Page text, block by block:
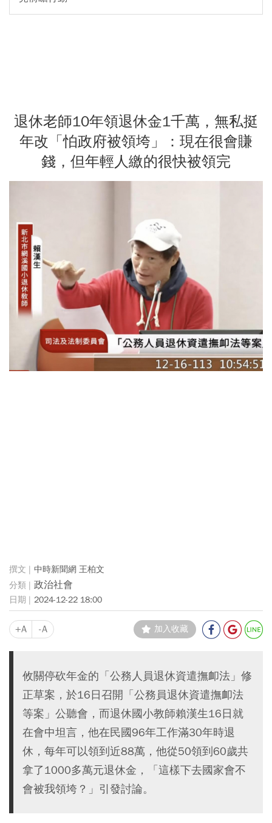
退休老師10年領退休金1千萬，無私挺
年改「怕政府被領垮」：現在很會賺
錢，但年輕人繳的很快被領完
中時新聞網 王柏文
政治社會
2024-12-22 18:00
+A -A 加入收藏
攸關停砍年金的「公務人員退休資遣撫卹法」修
正草案，於16日召開「公務員退休資遣撫卹法
等案」公聽會，而退休國小教師賴漢生16日就
在會中坦言，他在民國96年工作滿30年時退
休，每年可以領到近88萬，他從50領到60歲共
拿了1000多萬元退休金，「這樣下去國家會不
會被我領垮？」引發討論。